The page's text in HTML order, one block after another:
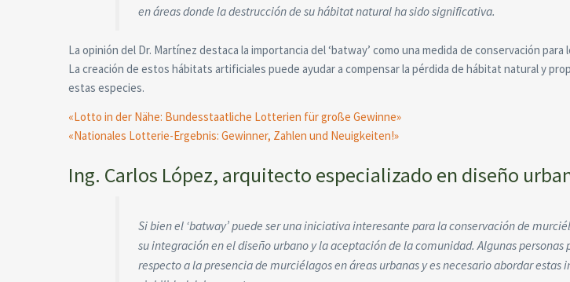
en áreas donde la destrucción de su hábitat natural ha sido significativa.
La opinión del Dr. Martínez destaca la importancia del ‘batway’ como una medida de conservación
La creación de estos hábitats artificiales puede ayudar a compensar la pérdida de hábitat natural y
estas especies.
«Lotto in der Nähe: Bundesstaatliche Lotterien für große Gewinne»
«Nationales Lotterie-Ergebnis: Gewinner, Zahlen und Neuigkeiten!»
Ing. Carlos López, arquitecto especializado en diseño
Si bien el ‘batway’ puede ser una iniciativa interesante para la conservación de
su integración en el diseño urbano y la aceptación de la comunidad. Algunas
respecto a la presencia de murciélagos en áreas urbanas y es necesario abordar